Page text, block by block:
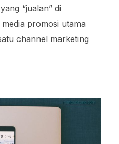
“jualan” di
promosi utama
channel marketing